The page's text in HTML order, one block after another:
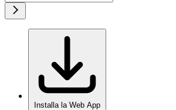
Installa la Web App